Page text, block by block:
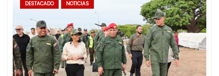
DESTACADO NOTICIAS